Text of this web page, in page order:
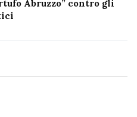
Abruzzo” contro gli